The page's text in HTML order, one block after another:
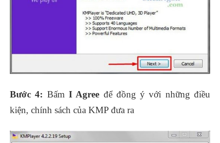
Bước 4: Bấm I Agree để đồng ý với những điều
kiện, chính sách của KMP đưa ra